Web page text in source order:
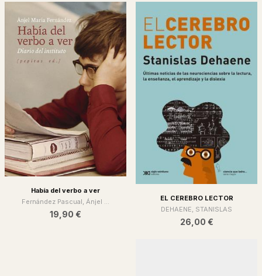
Había del verbo a ver
Fernández Pascual, Ánjel ...
19,90 €
EL CEREBRO LECTOR
DEHAENE, STANISLAS
26,00 €